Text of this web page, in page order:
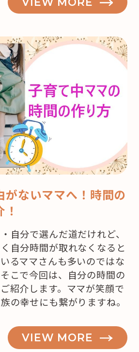
がないママへ！時間の
自分で選んだ道だけれど、
自分時間が取れなくなると
るママさんも多いのではな
こで今回は、自分の時間の
紹介します。ママが笑顔で
の幸せにも繋がりますね。
VIEW MORE